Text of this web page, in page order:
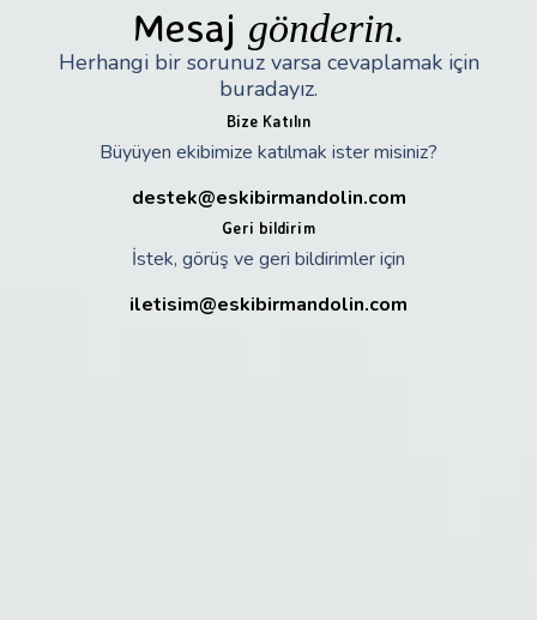
Mesaj gönderin.
Herhangi bir sorunuz varsa cevaplamak için
buradayız.
Bize Katılın
Büyüyen ekibimize katılmak ister misiniz?
destek@eskibirmandolin.com
Geri bildirim
İstek, görüş ve geri bildirimler için
iletisim@eskibirmandolin.com